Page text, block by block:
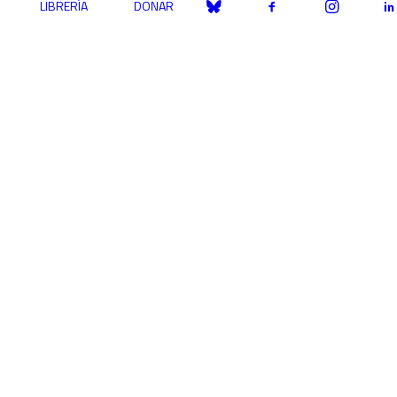
LIBRERÍA DONAR